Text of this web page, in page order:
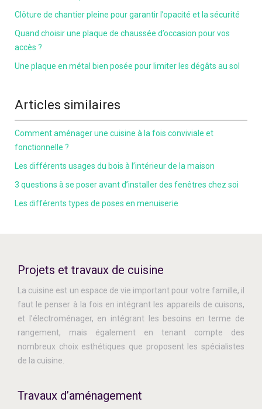
Clôture de chantier pleine pour garantir l’opacité et la sécurité
Quand choisir une plaque de chaussée d’occasion pour vos
accès ?
Une plaque en métal bien posée pour limiter les dégâts au sol
Articles similaires
Comment aménager une cuisine à la fois conviviale et
fonctionnelle ?
Les différents usages du bois à l’intérieur de la maison
3 questions à se poser avant d’installer des fenêtres chez soi
Les différents types de poses en menuiserie
Projets et travaux de cuisine
La cuisine est un espace de vie important pour votre famille, il
faut le penser à la fois en intégrant les appareils de cuisons,
et l’électroménager, en intégrant les besoins en terme de
rangement, mais également en tenant compte des
nombreux choix esthétiques que proposent les spécialistes
de la cuisine.
Travaux d’aménagement